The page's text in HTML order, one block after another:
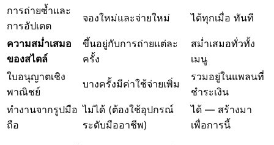
การถ่ายซ้ำและ
การอัปเดต
จองใหม่และจ่ายใหม่ ได้ทุกเมื่อ ทันที
ความสม่ำเสมอ
ของสไตล์
ขึ้นอยู่กับการถ่ายแต่ละ
ครั้ง
สม่ำเสมอทั่วทั้ง
เมนู
ใบอนุญาตเชิง
พาณิชย์
บางครั้งมีค่าใช้จ่ายเพิ่ม
รวมอยู่ในแพลนที่
ชำระเงิน
ทำงานจากรูปมือ
ถือ
ไม่ได้ (ต้องใช้อุปกรณ์
ระดับมืออาชีพ)
ได้ — สร้างมา
เพื่อการนี้